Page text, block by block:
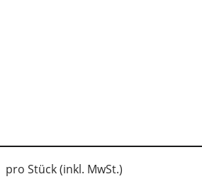
pro Stück (inkl. MwSt.)